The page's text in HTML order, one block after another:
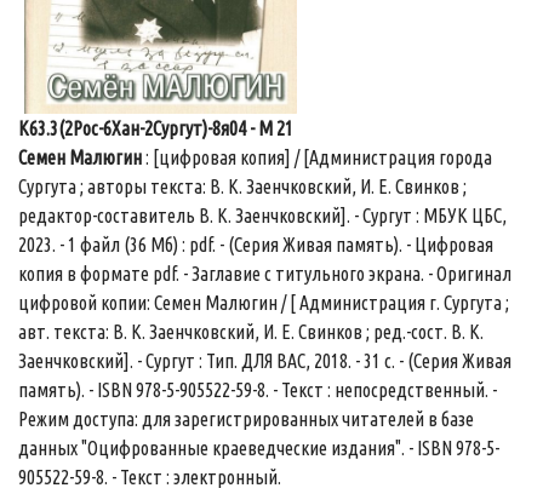
К63.3(2Рос-6Хан-2Сургут)-8я04 - М 21
Семен Малюгин: [цифровая копия] / [Администрация города
Сургута ; авторы текста: В. К. Заенчковский, И. Е. Свинков ;
редактор-составитель В. К. Заенчковский]. - Сургут : МБУК ЦБС,
2023. - 1 файл (36 Мб) : pdf. - (Серия Живая память). - Цифровая
копия в формате pdf. - Заглавие с титульного экрана. - Оригинал
цифровой копии: Семен Малюгин / [ Администрация г. Сургута ;
авт. текста: В. К. Заенчковский, И. Е. Свинков ; ред.-сост. В. К.
Заенчковский]. - Сургут : Тип. ДЛЯ ВАС, 2018. - 31 c. - (Серия Живая
память). - ISBN 978-5-905522-59-8. - Текст : непосредственный. -
Режим доступа: для зарегистрированных читателей в базе
данных "Оцифрованные краеведческие издания". - ISBN 978-5-
905522-59-8. - Текст : электронный.